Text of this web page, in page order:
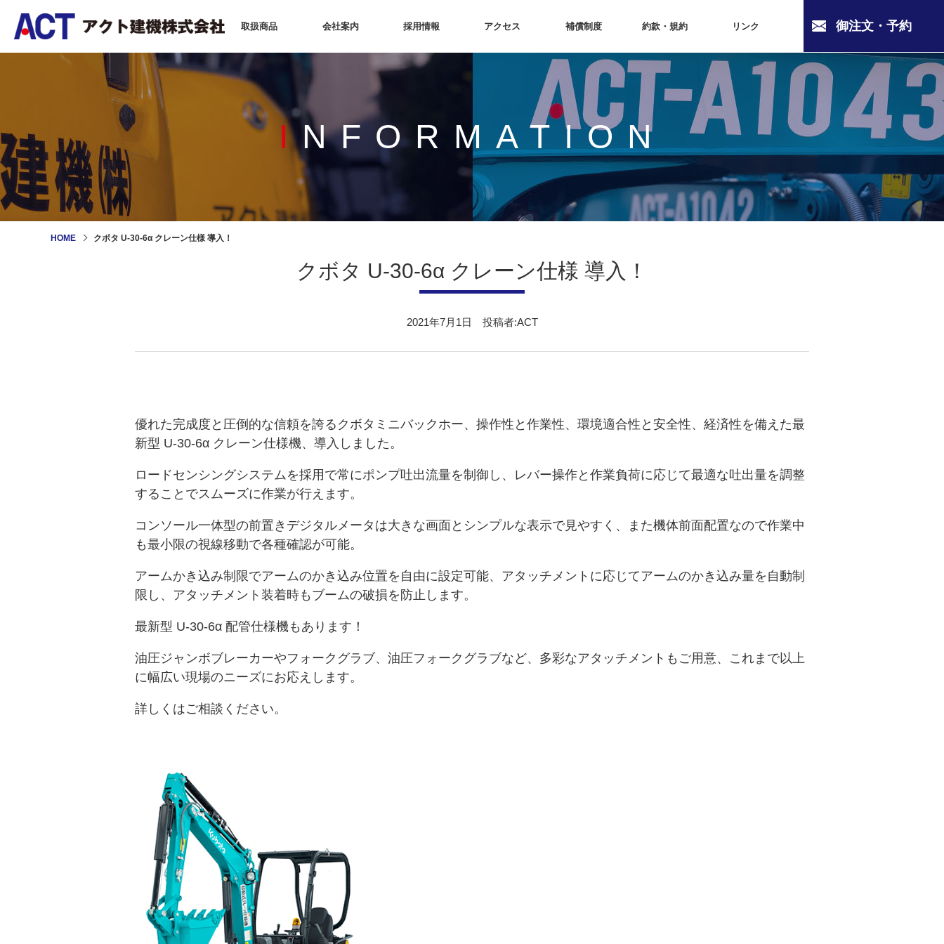
取扱商品 会社案内 採用情報 アクセス 補償制度 約款・規約 リンク 御注文・予約
INFORMATION
HOME クボタ U-30-6α クレーン仕様 導入！
クボタ U-30-6α クレーン仕様 導入！
2021年7月1日 投稿者:ACT
優れた完成度と圧倒的な信頼を誇るクボタミニバックホー、操作性と作業性、環境適合性と安全性、経済性を備えた最
新型 U-30-6α クレーン仕様機、導入しました。
ロードセンシングシステムを採用で常にポンプ吐出流量を制御し、レバー操作と作業負荷に応じて最適な吐出量を調整
することでスムーズに作業が行えます。
コンソール一体型の前置きデジタルメータは大きな画面とシンプルな表示で見やすく、また機体前面配置なので作業中
も最小限の視線移動で各種確認が可能。
アームかき込み制限でアームのかき込み位置を自由に設定可能、アタッチメントに応じてアームのかき込み量を自動制
限し、アタッチメント装着時もブームの破損を防止します。
最新型 U-30-6α 配管仕様機もあります！
油圧ジャンボブレーカーやフォークグラブ、油圧フォークグラブなど、多彩なアタッチメントもご用意、これまで以上
に幅広い現場のニーズにお応えします。
詳しくはご相談ください。